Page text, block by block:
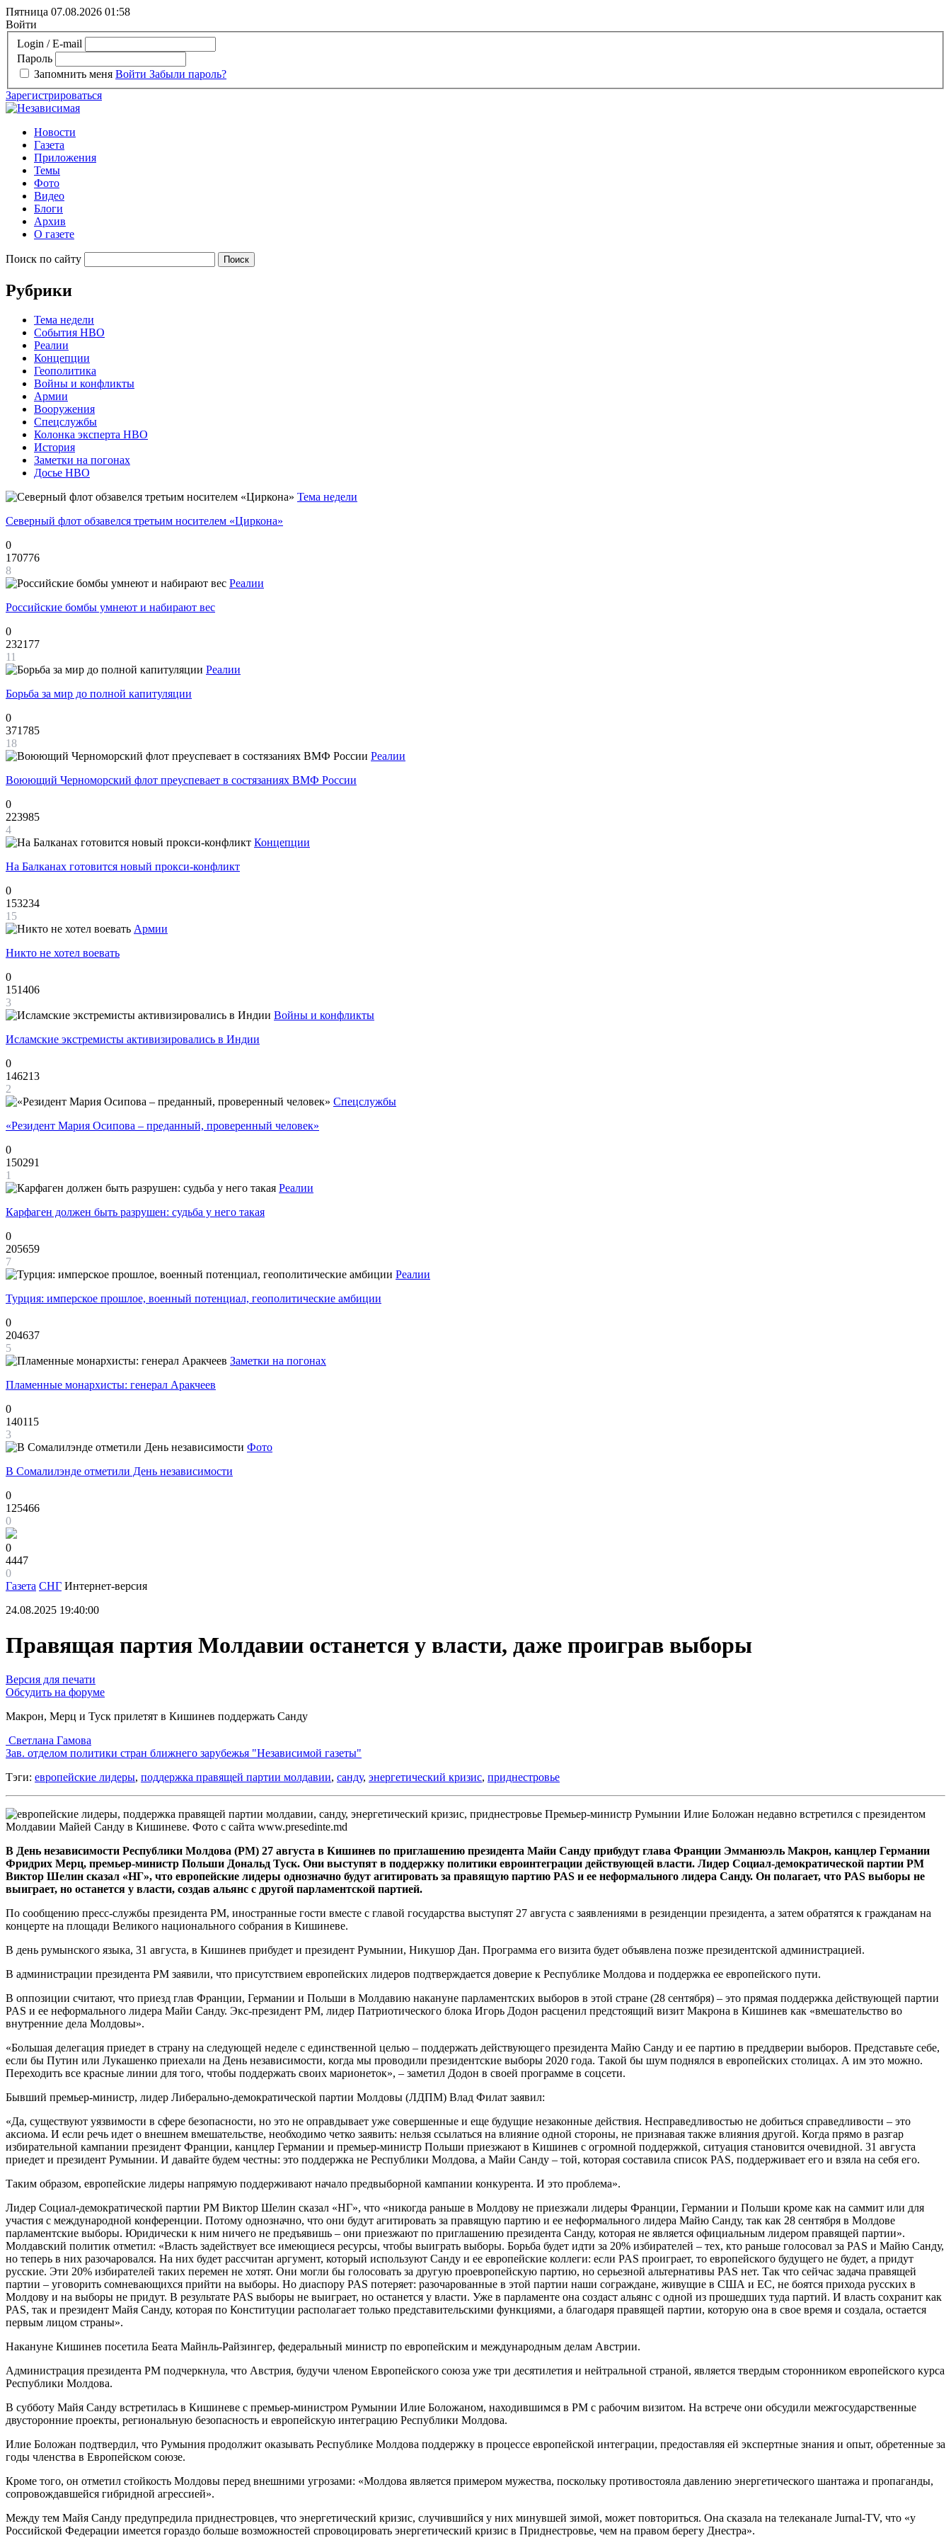
Пятница 07.08.2026 01:58
Войти
Login / E-mail
Пароль
Запомнить меня Войти Забыли пароль?
Зарегистрироваться
Новости
Газета
Приложения
Темы
Фото
Видео
Блоги
Архив
О газете
Поиск по сайту
Рубрики
Тема недели
События НВО
Реалии
Концепции
Геополитика
Войны и конфликты
Армии
Вооружения
Спецслужбы
Колонка эксперта НВО
История
Заметки на погонах
Досье НВО
Тема недели
Северный флот обзавелся третьим носителем «Циркона»
0
170776
8
Реалии
Российские бомбы умнеют и набирают вес
0
232177
11
Реалии
Борьба за мир до полной капитуляции
0
371785
18
Реалии
Воюющий Черноморский флот преуспевает в состязаниях ВМФ России
0
223985
4
Концепции
На Балканах готовится новый прокси-конфликт
0
153234
15
Армии
Никто не хотел воевать
0
151406
3
Войны и конфликты
Исламские экстремисты активизировались в Индии
0
146213
2
Спецслужбы
«Резидент Мария Осипова – преданный, проверенный человек»
0
150291
1
Реалии
Карфаген должен быть разрушен: судьба у него такая
0
205659
7
Реалии
Турция: имперское прошлое, военный потенциал, геополитические амбиции
0
204637
5
Заметки на погонах
Пламенные монархисты: генерал Аракчеев
0
140115
3
Фото
В Сомалилэнде отметили День независимости
0
125466
0
0
4447
0
Газета СНГ Интернет-версия
24.08.2025 19:40:00
Правящая партия Молдавии останется у власти, даже проиграв выборы
Версия для печати
Обсудить на форуме
Макрон, Мерц и Туск прилетят в Кишинев поддержать Санду
Светлана Гамова
Зав. отделом политики стран ближнего зарубежья "Независимой газеты"
Тэги: европейские лидеры, поддержка правящей партии молдавии, санду, энергетический кризис, приднестровье
Премьер-министр Румынии Илие Боложан недавно встретился с президентом
Молдавии Майей Санду в Кишиневе. Фото с сайта www.presedinte.md
В День независимости Республики Молдова (РМ) 27 августа в Кишинев по приглашению президента Майи Санду прибудут глава Франции Эмманюэль Макрон, канцлер Германии
Фридрих Мерц, премьер-министр Польши Дональд Туск. Они выступят в поддержку политики евроинтеграции действующей власти. Лидер Социал-демократической партии РМ
Виктор Шелин сказал «НГ», что европейские лидеры однозначно будут агитировать за правящую партию PAS и ее неформального лидера Санду. Он полагает, что PAS выборы не
выиграет, но останется у власти, создав альянс с другой парламентской партией.
По сообщению пресс-службы президента РМ, иностранные гости вместе с главой государства выступят 27 августа с заявлениями в резиденции президента, а затем обратятся к гражданам на
концерте на площади Великого национального собрания в Кишиневе.
В день румынского языка, 31 августа, в Кишинев прибудет и президент Румынии, Никушор Дан. Программа его визита будет объявлена позже президентской администрацией.
В администрации президента РМ заявили, что присутствием европейских лидеров подтверждается доверие к Республике Молдова и поддержка ее европейского пути.
В оппозиции считают, что приезд глав Франции, Германии и Польши в Молдавию накануне парламентских выборов в этой стране (28 сентября) – это прямая поддержка действующей партии
PAS и ее неформального лидера Майи Санду. Экс-президент РМ, лидер Патриотического блока Игорь Додон расценил предстоящий визит Макрона в Кишинев как «вмешательство во
внутренние дела Молдовы».
«Большая делегация приедет в страну на следующей неделе с единственной целью – поддержать действующего президента Майю Санду и ее партию в преддверии выборов. Представьте себе,
если бы Путин или Лукашенко приехали на День независимости, когда мы проводили президентские выборы 2020 года. Такой бы шум поднялся в европейских столицах. А им это можно.
Переходить все красные линии для того, чтобы поддержать своих марионеток», – заметил Додон в своей программе в соцсети.
Бывший премьер-министр, лидер Либерально-демократической партии Молдовы (ЛДПМ) Влад Филат заявил:
«Да, существуют уязвимости в сфере безопасности, но это не оправдывает уже совершенные и еще будущие незаконные действия. Несправедливостью не добиться справедливости – это
аксиома. И если речь идет о внешнем вмешательстве, необходимо четко заявить: нельзя ссылаться на влияние одной стороны, не признавая также влияния другой. Когда прямо в разгар
избирательной кампании президент Франции, канцлер Германии и премьер-министр Польши приезжают в Кишинев с огромной поддержкой, ситуация становится очевидной. 31 августа
приедет и президент Румынии. И давайте будем честны: это поддержка не Республики Молдова, а Майи Санду – той, которая составила список PAS, поддерживает его и взяла на себя его.
Таким образом, европейские лидеры напрямую поддерживают начало предвыборной кампании конкурента. И это проблема».
Лидер Социал-демократической партии РМ Виктор Шелин сказал «НГ», что «никогда раньше в Молдову не приезжали лидеры Франции, Германии и Польши кроме как на саммит или для
участия с международной конференции. Потому однозначно, что они будут агитировать за правящую партию и ее неформального лидера Майю Санду, так как 28 сентября в Молдове
парламентские выборы. Юридически к ним ничего не предъявишь – они приезжают по приглашению президента Санду, которая не является официальным лидером правящей партии».
Молдавский политик отметил: «Власть задействует все имеющиеся ресурсы, чтобы выиграть выборы. Борьба будет идти за 20% избирателей – тех, кто раньше голосовал за PAS и Майю Санду,
но теперь в них разочаровался. На них будет рассчитан аргумент, который используют Санду и ее европейские коллеги: если PAS проиграет, то европейского будущего не будет, а придут
русские. Эти 20% избирателей таких перемен не хотят. Они могли бы голосовать за другую проевропейскую партию, но серьезной альтернативы PAS нет. Так что сейчас задача правящей
партии – уговорить сомневающихся прийти на выборы. Но диаспору PAS потеряет: разочарованные в этой партии наши сограждане, живущие в США и ЕС, не боятся прихода русских в
Молдову и на выборы не придут. В результате PAS выборы не выиграет, но останется у власти. Уже в парламенте она создаст альянс с одной из прошедших туда партий. И власть сохранит как
PAS, так и президент Майя Санду, которая по Конституции располагает только представительскими функциями, а благодаря правящей партии, которую она в свое время и создала, остается
первым лицом страны».
Накануне Кишинев посетила Беата Майнль-Райзингер, федеральный министр по европейским и международным делам Австрии.
Администрация президента РМ подчеркнула, что Австрия, будучи членом Европейского союза уже три десятилетия и нейтральной страной, является твердым сторонником европейского курса
Республики Молдова.
В субботу Майя Санду встретилась в Кишиневе с премьер-министром Румынии Илие Боложаном, находившимся в РМ с рабочим визитом. На встрече они обсудили межгосударственные
двусторонние проекты, региональную безопасность и европейскую интеграцию Республики Молдова.
Илие Боложан подтвердил, что Румыния продолжит оказывать Республике Молдова поддержку в процессе европейской интеграции, предоставляя ей экспертные знания и опыт, обретенные за
годы членства в Европейском союзе.
Кроме того, он отметил стойкость Молдовы перед внешними угрозами: «Молдова является примером мужества, поскольку противостояла давлению энергетического шантажа и пропаганды,
сопровождавшейся гибридной агрессией».
Между тем Майя Санду предупредила приднестровцев, что энергетический кризис, случившийся у них минувшей зимой, может повториться. Она сказала на телеканале Jurnal-TV, что «у
Российской Федерации имеется гораздо больше возможностей спровоцировать энергетический кризис в Приднестровье, чем на правом берегу Днестра».